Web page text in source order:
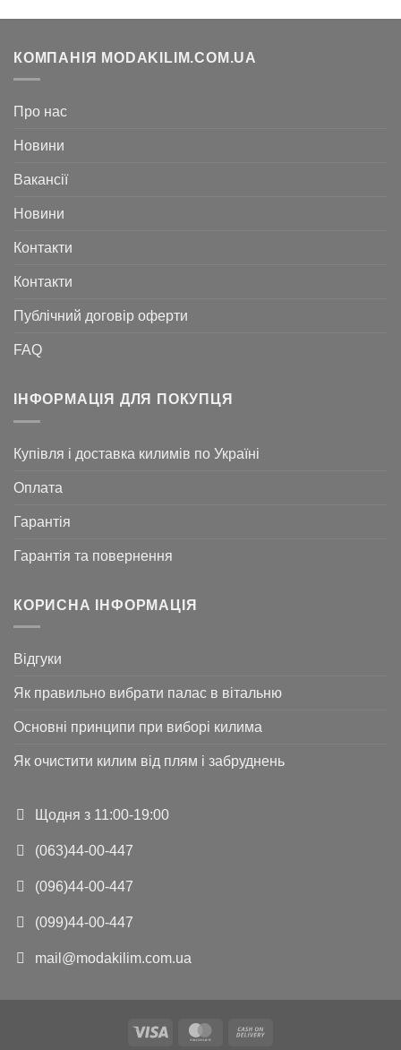
КОМПАНІЯ MODAKILIM.COM.UA
Про нас
Новини
Вакансії
Новини
Контакти
Контакти
Публічний договір оферти
FAQ
ІНФОРМАЦІЯ ДЛЯ ПОКУПЦЯ
Купівля і доставка килимів по Україні
Оплата
Гарантія
Гарантія та повернення
КОРИСНА ІНФОРМАЦІЯ
Відгуки
Як правильно вибрати палас в вітальню
Основні принципи при виборі килима
Як очистити килим від плям і забруднень
Щодня з 11:00-19:00
(063)44-00-447
(096)44-00-447
(099)44-00-447
mail@modakilim.com.ua